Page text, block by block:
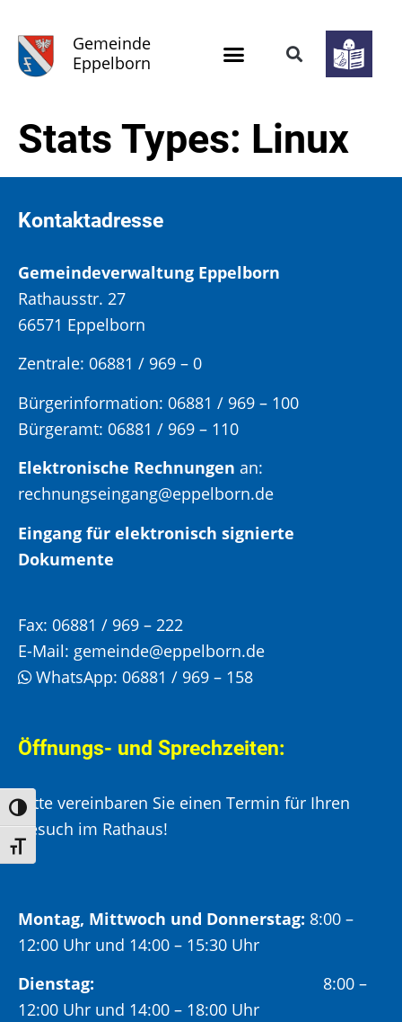
Umschalten auf hohe Kontraste
Schrift vergrößern
Gemeinde
Eppelborn
Stats Types: Linux
Kontaktadresse
Gemeindeverwaltung Eppelborn
Rathausstr. 27
66571 Eppelborn
Zentrale: 06881 / 969 – 0
Bürgerinformation: 06881 / 969 – 100
Bürgeramt: 06881 / 969 – 110
Elektronische Rechnungen an:
rechnungseingang@eppelborn.de
Eingang für elektronisch signierte
Dokumente
Fax: 06881 / 969 – 222
E-Mail: gemeinde@eppelborn.de
WhatsApp: 06881 / 969 – 158
Öffnungs- und Sprechzeiten:
Bitte vereinbaren Sie einen Termin für Ihren
Besuch im Rathaus!
Montag, Mittwoch und Donnerstag: 8:00 –
12:00 Uhr und 14:00 – 15:30 Uhr
Dienstag: 8:00 –
12:00 Uhr und 14:00 – 18:00 Uhr